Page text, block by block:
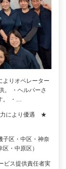
よりオペレーター
。 ・ヘルパーさ
。 ・…
力により優遇 ★
子区・中区・神奈
・中原区）
ビス提供責任者実